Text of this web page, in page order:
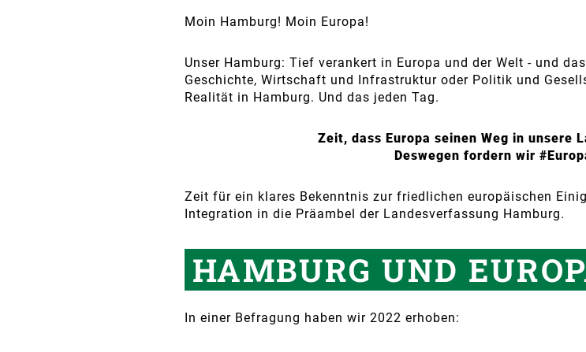
Moin Hamburg! Moin Europa!
Unser Hamburg: Tief verankert in Europa und der Welt - und
Geschichte, Wirtschaft und Infrastruktur oder Politik und
Realität in Hamburg. Und das jeden Tag.
Zeit, dass Europa seinen Weg in unsere
Deswegen fordern wir
Zeit für ein klares Bekenntnis zur friedlichen europäischen
Integration in die Präambel der Landesverfassung Hamburg.
HAMBURG UND
In einer Befragung haben wir 2022 erhoben: